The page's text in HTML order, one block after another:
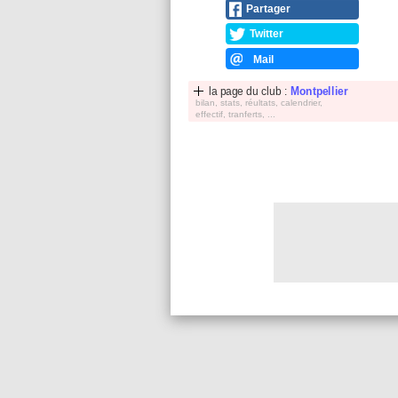
Partager
Twitter
Mail
la page du club : Montpellier
bilan, stats, réultats, calendrier,
effectif, tranferts, ...